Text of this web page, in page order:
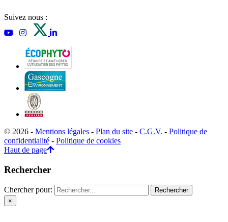
Suivez nous :
© 2026 - Mentions légales - Plan du site - C.G.V. - Politique de
confidentialité - Politique de cookies
Haut de page
Rechercher
Chercher pour:
×